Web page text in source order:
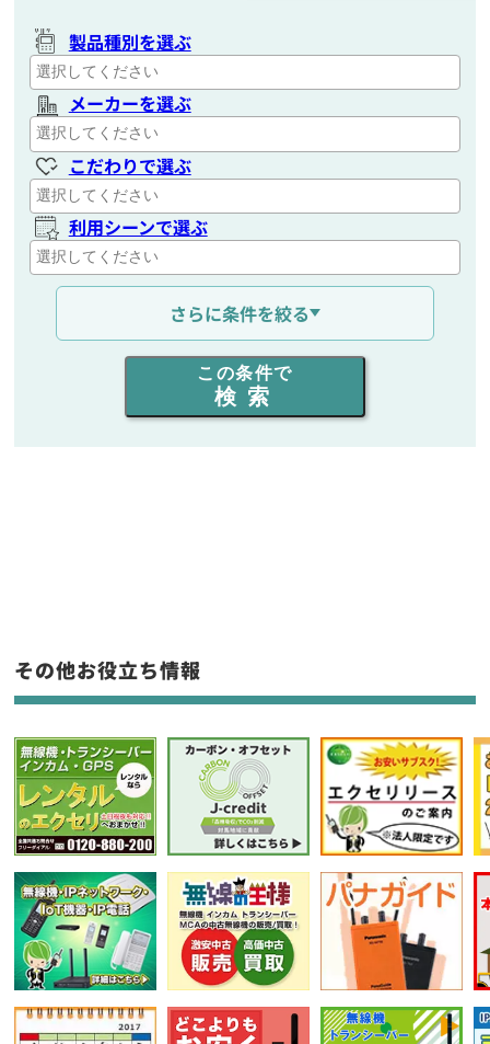
製品種別を選ぶ
メーカーを選ぶ
こだわりで選ぶ
利用シーンで選ぶ
通信距離を選ぶ
出力を選ぶ
同時通話人数を選ぶ
フリーワード入力(製品名等)
選択条件をリセット
さらに条件を絞る
この条件で
検索
その他お役立ち情報